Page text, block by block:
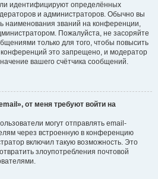
идентифицируют определённых
и администраторов. Обычно вы
наименования званий на конференции,
Пожалуйста, не засоряйте
только для того, чтобы повысить
это запрещено, и модератор
вашего счётчика сообщений.
от меня требуют войти на
могут отправлять email-
через встроенную в конференцию
включил такую возможность. Это
злоупотребления почтовой